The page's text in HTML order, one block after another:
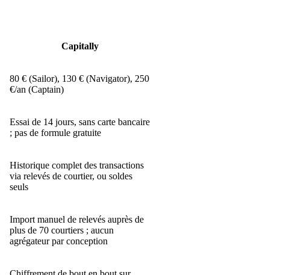
Capitally
80 € (Sailor), 130 € (Navigator), 250
€/an (Captain)
Essai de 14 jours, sans carte bancaire
; pas de formule gratuite
Historique complet des transactions
via relevés de courtier, ou soldes
seuls
Import manuel de relevés auprès de
plus de 70 courtiers ; aucun
agrégateur par conception